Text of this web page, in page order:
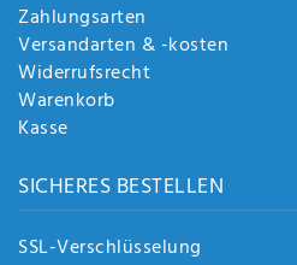
n
Zahlungsarten
Versandarten & -kosten
Widerrufsrecht
Warenkorb
Kasse
SICHERES BESTELLEN
SSL-Verschlüsselung